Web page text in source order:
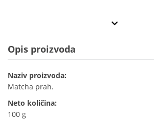
Opis proizvoda
Naziv proizvoda:
Matcha prah.
Neto količina:
100 g